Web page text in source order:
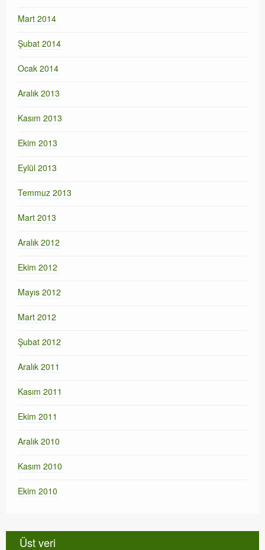
Mart 2014
Şubat 2014
Ocak 2014
Aralık 2013
Kasım 2013
Ekim 2013
Eylül 2013
Temmuz 2013
Mart 2013
Aralık 2012
Ekim 2012
Mayıs 2012
Mart 2012
Şubat 2012
Aralık 2011
Kasım 2011
Ekim 2011
Aralık 2010
Kasım 2010
Ekim 2010
Üst veri